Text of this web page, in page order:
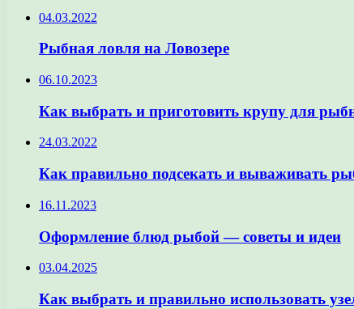
04.03.2022
Рыбная ловля на Ловозере
06.10.2023
Как выбрать и приготовить крупу для
24.03.2022
Как правильно подсекать и вываживать
16.11.2023
Оформление блюд рыбой — советы и идеи
03.04.2025
Как выбрать и правильно использовать